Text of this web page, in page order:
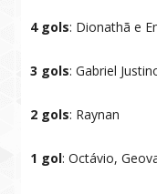
4 gols: Dionathã e
3 gols: Gabriel
2 gols: Raynan
1 gol: Octávio,